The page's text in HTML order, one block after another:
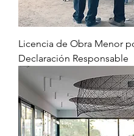
Licencia de Obra Menor
Declaración Responsable